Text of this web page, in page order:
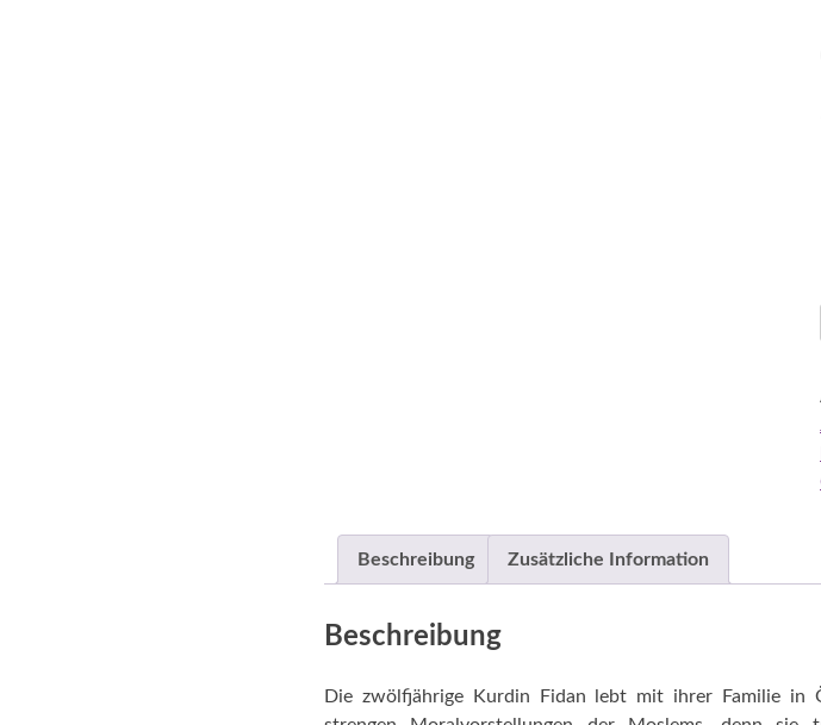
Beschreibung Zusätzliche Information
Beschreibung
Die zwölfjährige Kurdin Fidan lebt mit ihrer Familie in